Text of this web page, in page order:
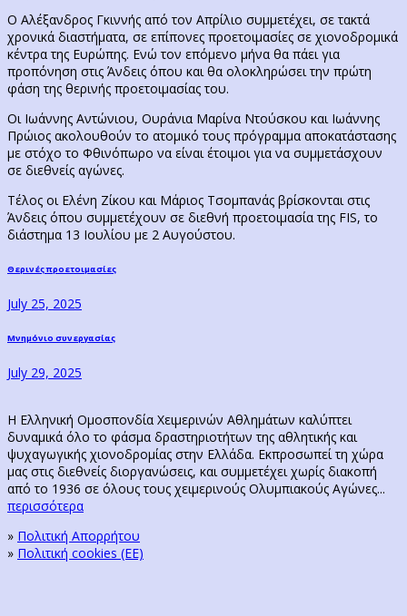
Ο Αλέξανδρος Γκιννής από τον Απρίλιο συμμετέχει, σε τακτά
χρονικά διαστήματα, σε επίπονες προετοιμασίες σε χιονοδρομικά
κέντρα της Ευρώπης. Ενώ τον επόμενο μήνα θα πάει για
προπόνηση στις Άνδεις όπου και θα ολοκληρώσει την πρώτη
φάση της θερινής προετοιμασίας του.
Οι Ιωάννης Αντώνιου, Ουράνια Μαρίνα Ντούσκου και Ιωάννης
Πρώιος ακολουθούν το ατομικό τους πρόγραμμα αποκατάστασης
με στόχο το Φθινόπωρο να είναι έτοιμοι για να συμμετάσχουν
σε διεθνείς αγώνες.
Τέλος οι Ελένη Ζίκου και Μάριος Τσομπανάς βρίσκονται στις
Άνδεις όπου συμμετέχουν σε διεθνή προετοιμασία της FIS, το
διάστημα 13 Ιουλίου με 2 Αυγούστου.
Post
navigation
Previous
Θερινές προετοιμασίες
July 25, 2025
Next
Μνημόνιο συνεργασίας
July 29, 2025
Η Ελληνική Ομοσπονδία Χειμερινών Αθλημάτων καλύπτει
δυναμικά όλο το φάσμα δραστηριοτήτων της αθλητικής και
ψυχαγωγικής χιονοδρομίας στην Ελλάδα. Εκπροσωπεί τη χώρα
μας στις διεθνείς διοργανώσεις, και συμμετέχει χωρίς διακοπή
από το 1936 σε όλους τους χειμερινούς Ολυμπιακούς Αγώνες...
περισσότερα
» Πολιτική Απορρήτου
» Πολιτική cookies (ΕΕ)